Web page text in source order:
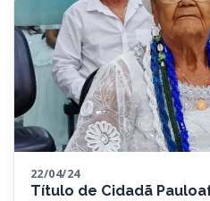
22/04/24
Título de Cidadã